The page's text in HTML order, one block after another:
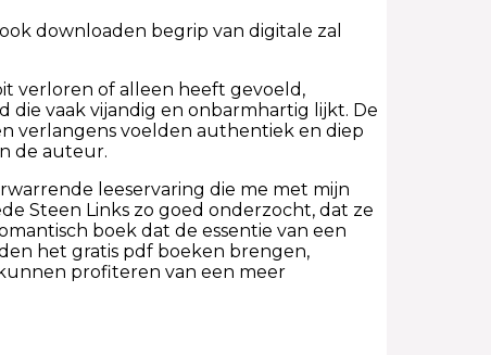
downloaden begrip van digitale zal
verloren of alleen heeft gevoeld,
vaak vijandig en onbarmhartig lijkt. De
verlangens voelden authentiek en diep
de auteur.
leeservaring die me met mijn
Steen Links zo goed onderzocht, dat ze
boek dat de essentie van een
het gratis pdf boeken brengen,
profiteren van een meer